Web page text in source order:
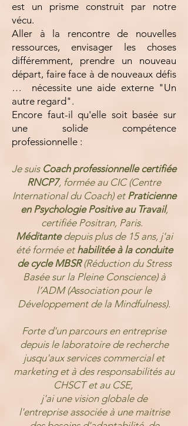
est un prisme construit par notre
vécu.
Aller à la rencontre de nouvelles
ressources, envisager les choses
différemment, prendre un nouveau
départ, faire face à de nouveaux défis
… nécessite une aide externe "Un
autre regard".
Encore faut-il qu'elle soit basée sur
une solide compétence
professionnelle :
Je suis Coach professionnelle certifiée
RNCP7, formée au CIC (Centre
International du Coach) et Praticienne
en Psychologie Positive au Travail,
certifiée Positran, Paris. ​
Méditantedepuis plus de 15 ans, j'ai
été formée et habilitée à la conduite
de cycle MBSR(Réduction du Stress
Basée sur la Pleine Conscience) à
l’ADM (Association pour le
Développement de la Mindfulness).
Forte d'un parcours en entreprise
depuis le laboratoire de recherche
jusqu'aux services commercial et
marketing et à des responsabilités au
CHSCT et au CSE,
j'ai une vision globale de
l'entrepriseassociée à une maitrise